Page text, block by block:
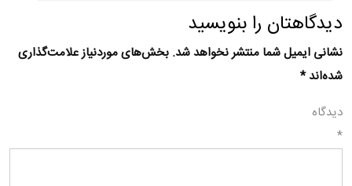
دیدگاهتان را بنویسید
نشانی ایمیل شما منتشر نخواهد شد. بخش‌های موردنیاز علامت‌گذاری
شده‌اند*
دیدگاه
*